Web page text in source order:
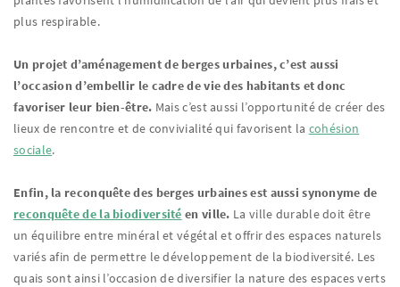
plus respirable.
Un projet d’aménagement de berges urbaines, c’est aussi
l’occasion d’embellir le cadre de vie des habitants et donc
favoriser leur bien-être. Mais c’est aussi l’opportunité de créer des
lieux de rencontre et de convivialité qui favorisent la cohésion
sociale.
Enfin, la reconquête des berges urbaines est aussi synonyme de
reconquête de la biodiversité en ville. La ville durable doit être
un équilibre entre minéral et végétal et offrir des espaces naturels
variés afin de permettre le développement de la biodiversité. Les
quais sont ainsi l’occasion de diversifier la nature des espaces verts